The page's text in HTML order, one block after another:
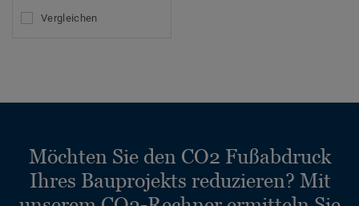
Vergleichen
Möchten Sie den CO2 Fußabdruck
Ihres Bauprojekts reduzieren? Mit